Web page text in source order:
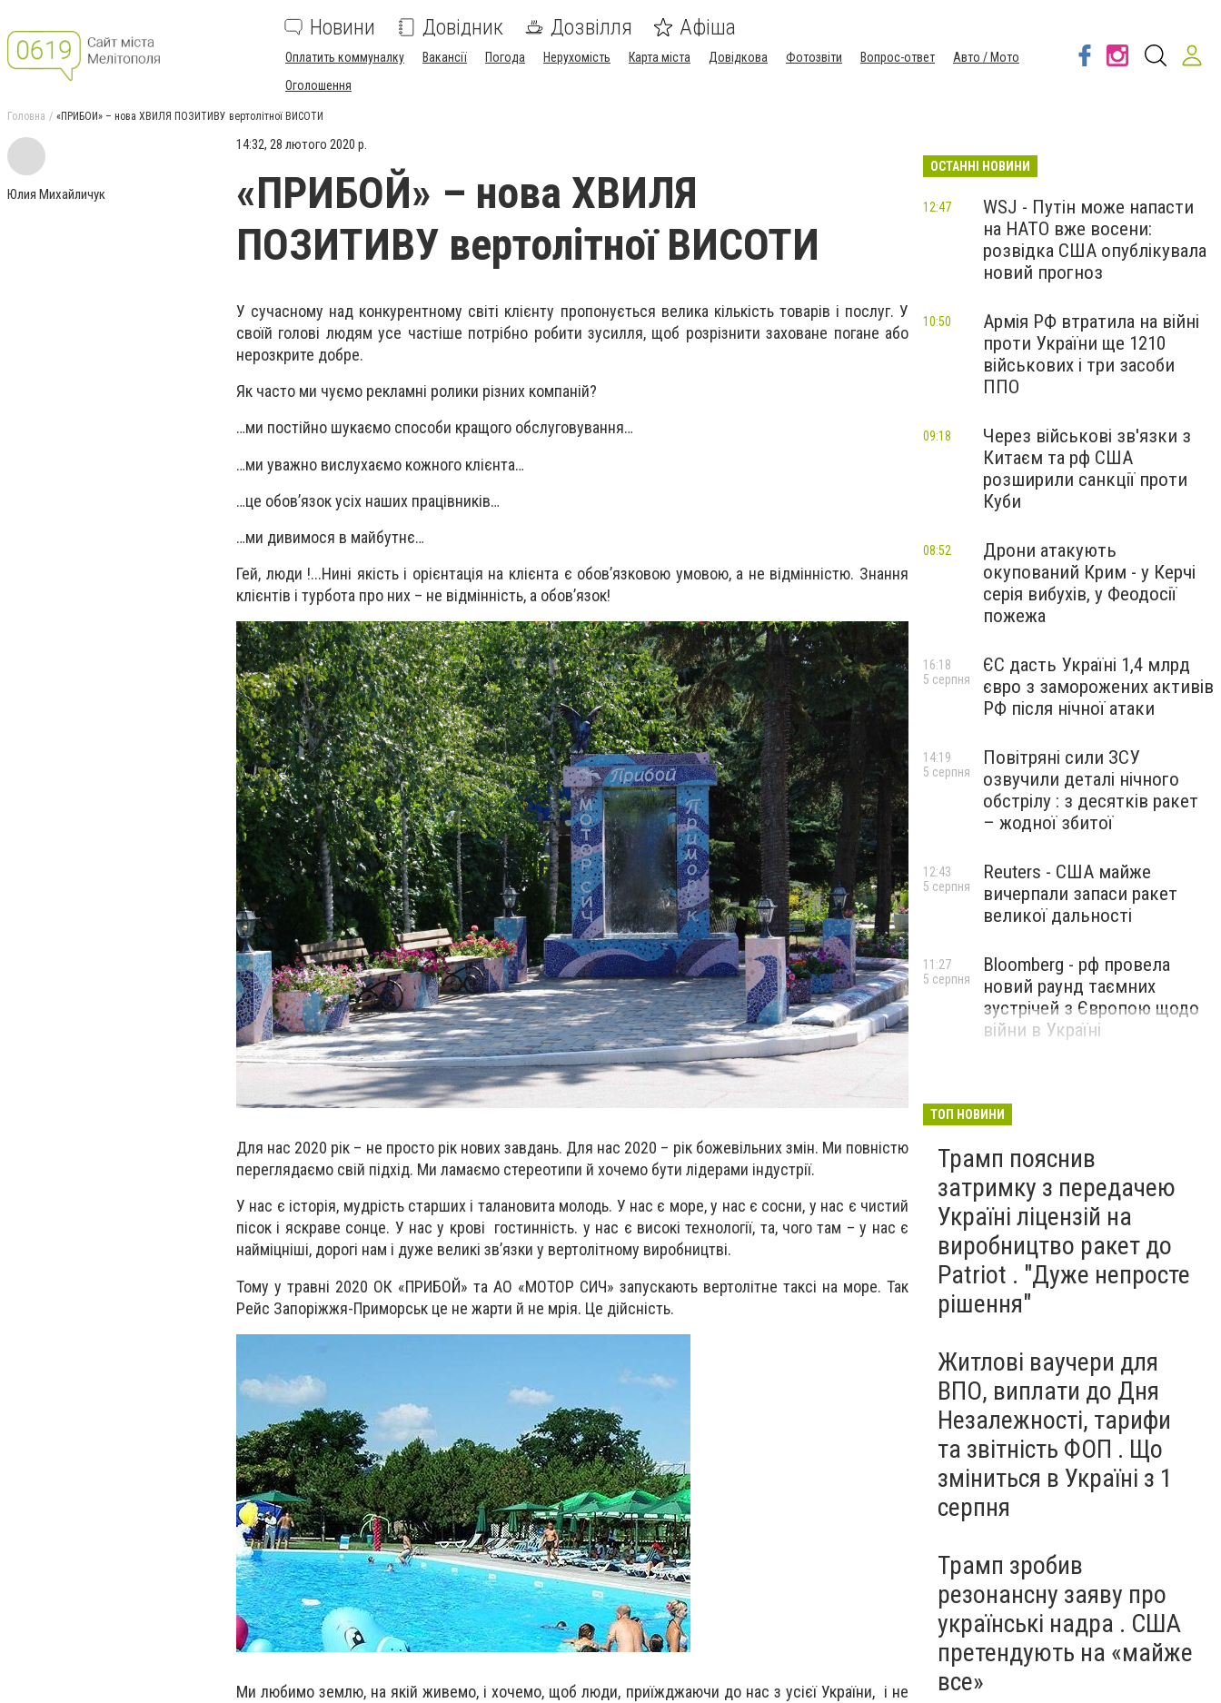
Новини Довідник Дозвілля Афіша
Оплатить коммуналку Вакансії Погода Нерухомість Карта міста Довідкова Фотозвіти Вопрос-ответ
Авто / Мото
Оголошення
Головна «ПРИБОЙ» – нова ХВИЛЯ ПОЗИТИВУ вертолітної ВИСОТИ
Юлия Михайличук
14:32, 28 лютого 2020 р.
«ПРИБОЙ» – нова ХВИЛЯ
ПОЗИТИВУ вертолітної ВИСОТИ
У сучасному над конкурентному світі клієнту пропонується велика кількість товарів і послуг. У
своїй голові людям усе частіше потрібно робити зусилля, щоб розрізнити заховане погане або
нерозкрите добре.
Як часто ми чуємо рекламні ролики різних компаній?
…ми постійно шукаємо способи кращого обслуговування…
…ми уважно вислухаємо кожного клієнта…
…це обов’язок усіх наших працівників…
…ми дивимося в майбутнє…
Гей, люди !...Нині якість і орієнтація на клієнта є обов’язковою умовою, а не відмінністю. Знання
клієнтів і турбота про них – не відмінність, а обов’язок!
Для нас 2020 рік – не просто рік нових завдань. Для нас 2020 – рік божевільних змін. Ми повністю
переглядаємо свій підхід. Ми ламаємо стереотипи й хочемо бути лідерами індустрії.
У нас є історія, мудрість старших і талановита молодь. У нас є море, у нас є сосни, у нас є чистий
пісок і яскраве сонце. У нас у крові гостинність. у нас є високі технології, та, чого там – у нас є
найміцніші, дорогі нам і дуже великі зв’язки у вертолітному виробництві.
Тому у травні 2020 ОК «ПРИБОЙ» та АО «МОТОР СИЧ» запускають вертолітне таксі на море. Так
Рейс Запоріжжя-Приморськ це не жарти й не мрія. Це дійсність.
Ми любимо землю, на якій живемо, і хочемо, щоб люди, приїжджаючи до нас з усієї України, і не
ОСТАННІ НОВИНИ
WSJ - Путін може напасти
на НАТО вже восени:
розвідка США опублікувала
новий прогноз
12:47
Армія РФ втратила на війні
проти України ще 1210
військових і три засоби
ППО
10:50
Через військові зв'язки з
Китаєм та рф США
розширили санкції проти
Куби
09:18
Дрони атакують
окупований Крим - у Керчі
серія вибухів, у Феодосії
пожежа
08:52
ЄС дасть Україні 1,4 млрд
євро з заморожених активів
РФ після нічної атаки
16:18
5 серпня
Повітряні сили ЗСУ
озвучили деталі нічного
обстрілу : з десятків ракет
– жодної збитої
14:19
5 серпня
Reuters - США майже
вичерпали запаси ракет
великої дальності
12:43
5 серпня
Bloomberg - рф провела
новий раунд таємних
зустрічей з Європою щодо
війни в Україні
11:27
5 серпня
ТОП НОВИНИ
Трамп пояснив
затримку з передачею
Україні ліцензій на
виробництво ракет до
Patriot . "Дуже непросте
рішення"
Житлові ваучери для
ВПО, виплати до Дня
Незалежності, тарифи
та звітність ФОП . Що
зміниться в Україні з 1
серпня
Трамп зробив
резонансну заяву про
українські надра . США
претендують на «майже
все»